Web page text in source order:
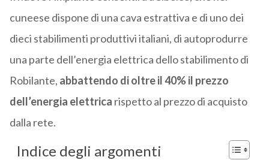
cuneese dispone di una cava estrattiva e di uno dei
dieci stabilimenti produttivi italiani, di autoprodurre
una parte dell’energia elettrica dello stabilimento di
Robilante, abbattendo di oltre il 40% il prezzo
dell’energia elettrica rispetto al prezzo di acquisto
dalla rete.
Indice degli argomenti